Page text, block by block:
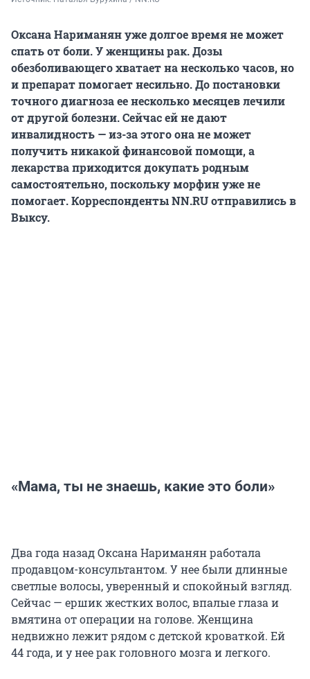
Оксана Нариманян уже долгое время не может
спать от боли. У женщины рак. Дозы
обезболивающего хватает на несколько часов, но
и препарат помогает несильно. До постановки
точного диагноза ее несколько месяцев лечили
от другой болезни. Сейчас ей не дают
инвалидность — из-за этого она не может
получить никакой финансовой помощи, а
лекарства приходится докупать родным
самостоятельно, поскольку морфин уже не
помогает. Корреспонденты NN.RU отправились в
Выксу.
«Мама, ты не знаешь, какие это боли»
Два года назад Оксана Нариманян работала
продавцом-консультантом. У нее были длинные
светлые волосы, уверенный и спокойный взгляд.
Сейчас — ершик жестких волос, впалые глаза и
вмятина от операции на голове. Женщина
недвижно лежит рядом с детской кроваткой. Ей
44 года, и у нее рак головного мозга и легкого.